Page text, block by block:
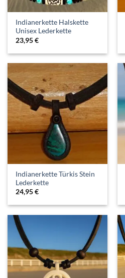
Indianerkette Halskette
Unisex Lederkette
23,95€
Indianerkette Türkis Stein
Lederkette
24,95€